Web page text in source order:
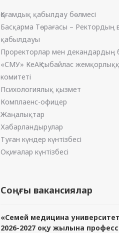
Қоғамдық қабылдау бөлмесі
Басқарма Төрағасы – Ректордың
қабылдауы
Проректорлар мен декандардың
«СМУ» КеАҚ сыбайлас
комитеті
Психологиялық қызмет
Комплаенс-офицер
Жаңалықтар
Хабарландырулар
Туған күндер күнтізбесі
Оқиғалар күнтізбесі
Соңғы вакансиялар
«Семей медицина
2026-2027 оқу жылына